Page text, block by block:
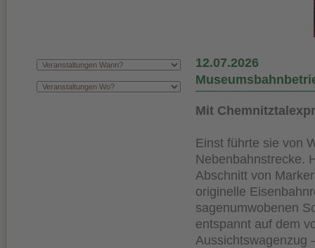
12.07.2026
Mit
Einst führte sie von
Nebenbahnstrecke.
Abschnitt von
originelle
sagenumwobenen
entspannt auf dem
Aussichtswagenzug